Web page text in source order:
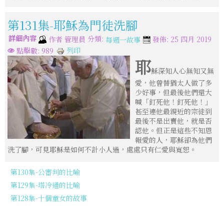
第131集-耶穌為門徒洗腳
詳細內容 作者 管理員 分類: 每週一故事
發佈: 25 四月 2019
點擊數: 989
列印
耶穌深知人心無知又無
愛，他曾替猶太人做了多
少好事，但最後他們還大
喊「釘死他！釘死他！」
甚至連他最親近的宗徒到
最後不是出賣他，就是否
認他。但正是這些不知恩
報愛的人，耶穌卻為他們
洗了腳，可見耶穌是如何不計小人過，處處只有仁愛與寬恕。
第130集-公審判的比喻
第129集-塔冷通的比喻
第128集-十個童女的故事